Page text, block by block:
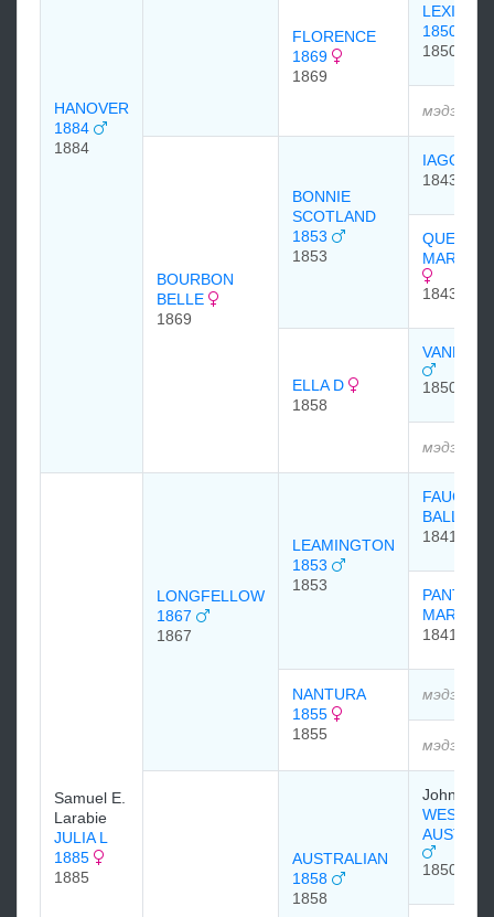
HANOVER
1884
1884
FLORENCE
1869
1869
1850
1850
BOURBON
BELLE
1869
BONNIE
SCOTLAND
1853
1853
IAGO
1843
QUEEN
MARY
1843
ELLA D
1858
1850
Samuel E.
Larabie
JULIA L
1885
1885
LONGFELLOW
1867
1867
LEAMINGTON
1853
1853
FAUGH-
1841
MARE
1841
NANTURA
1855
1855
AUSTRALIAN
1858
1858
John
WEST
1850